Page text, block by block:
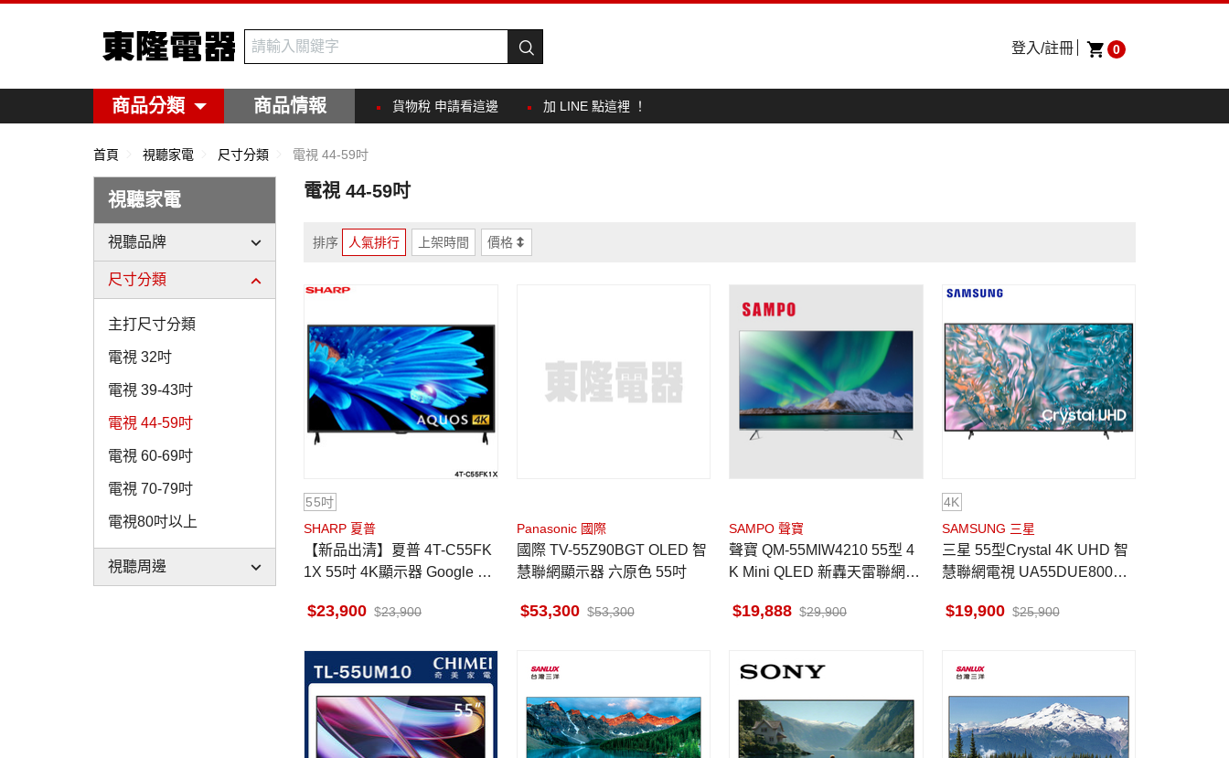
東隆電器
0
登入/註冊
商品分類 商品情報 貨物稅 申請看這邊 加 LINE 點這裡 ！
首頁 視聽家電 尺寸分類 電視 44-59吋
視聽家電
視聽品牌
尺寸分類
主打尺寸分類
電視 32吋
電視 39-43吋
電視 44-59吋
電視 60-69吋
電視 70-79吋
電視80吋以上
視聽周邊
電視 44-59吋
排序 人氣排行 上架時間 價格
55吋
SHARP 夏普
【新品出清】夏普 4T-C55FK
1X 55吋 4K顯示器 Google TV
23,900 23,900
Panasonic 國際
國際 TV-55Z90BGT OLED 智
慧聯網顯示器 六原色 55吋
53,300 53,300
SAMPO 聲寶
聲寶 QM-55MIW4210 55型 4
K Mini QLED 新轟天雷聯網液
19,888 29,900
4K
SAMSUNG 三星
三星 55型Crystal 4K UHD 智
慧聯網電視 UA55DUE800XX
19,900 25,900